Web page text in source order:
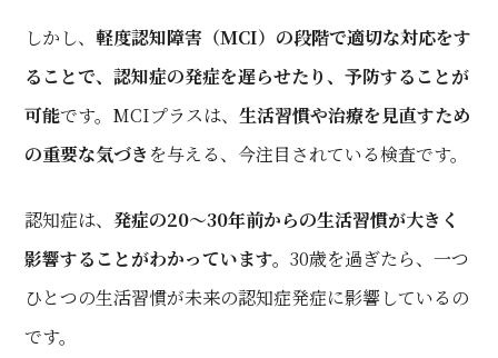
しかし、軽度認知障害（MCI）の段階で適切な対応をす
ることで、認知症の発症を遅らせたり、予防することが
可能です。MCIプラスは、生活習慣や治療を見直すため
の重要な気づき を与える、今注目されている検査です。
認知症は、発症の20～30年前からの生活習慣が大きく
影響することがわかっています。30歳を過ぎたら、一つ
ひとつの生活習慣が未来の認知症発症に影響しているの
です。